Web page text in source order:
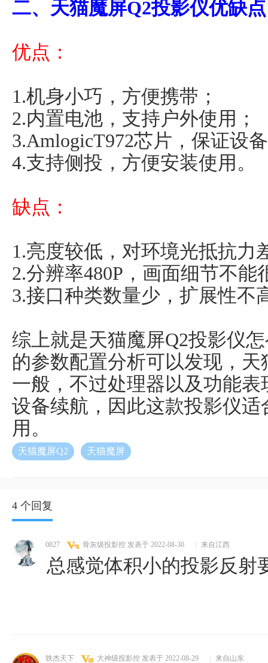
二、天猫魔屏Q2投影仪优缺点
优点：
1.机身小巧，方便携带；
2.内置电池，支持户外使用；
3.AmlogicT972芯片，保证设
4.支持侧投，方便安装使用。
缺点：
1.亮度较低，对环境光抵抗力
2.分辨率480P，画面细节不能
3.接口种类数量少，扩展性不
综上就是天猫魔屏Q2投影仪
的参数配置分析可以发现，
一般，不过处理器以及功能
设备续航，因此这款投影仪
用。
天猫魔屏Q2 天猫魔屏
4 个回复
0827 骨灰级投影控 发表于 2022-08-30 来自江西
总感觉体积小的投影反射
轶杰天下 大神级投影控 发表于 2022-08-29 来自山东